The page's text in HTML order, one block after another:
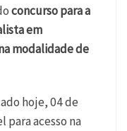
concurso para a
em
modalidade de
hoje, 04 de
para acesso na